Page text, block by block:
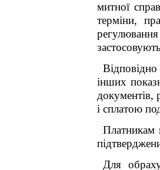
митної
терміни,
Відповідно
інших
документів,
і сплатою
Платникам
Для